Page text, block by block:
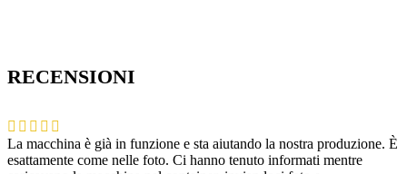
RECENSIONI
La macchina è già in funzione e sta aiutando la nostra produzione. È
esattamente come nelle foto. Ci hanno tenuto informati mentre